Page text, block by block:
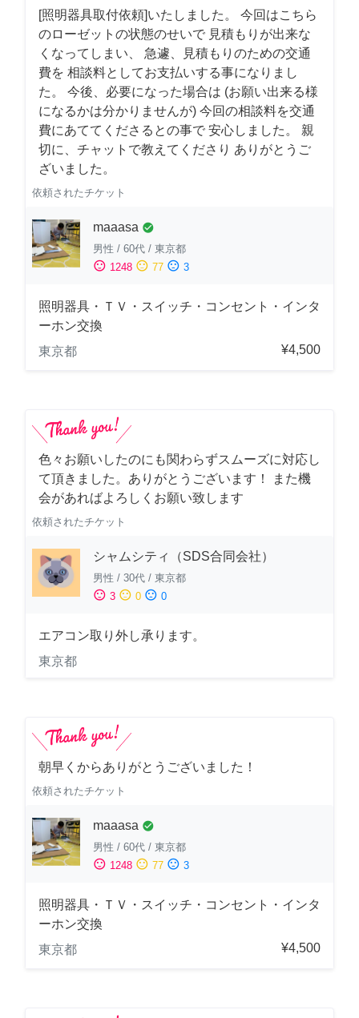
[照明器具取付依頼]いたしました。 今回はこちら
のローゼットの状態のせいで 見積もりが出来な
くなってしまい、 急遽、見積もりのための交通
費を 相談料としてお支払いする事になりまし
た。 今後、必要になった場合は (お願い出来る様
になるかは分かりませんが) 今回の相談料を交通
費にあててくださるとの事で 安心しました。 親
切に、チャットで教えてくださり ありがとうご
ざいました。
依頼されたチケット
maaasa check_circle
男性 / 60代 / 東京都
sentiment_satisfied 1248 sentiment_neutral 77 sentiment_dissatisfied 3
照明器具・ＴＶ・スイッチ・コンセント・インタ
ーホン交換
東京都
¥4,500
色々お願いしたのにも関わらずスムーズに対応し
て頂きました。ありがとうございます！ また機
会があればよろしくお願い致します
依頼されたチケット
シャムシティ（SDS合同会社）
男性 / 30代 / 東京都
sentiment_satisfied 3 sentiment_neutral 0 sentiment_dissatisfied 0
エアコン取り外し承ります。
東京都
朝早くからありがとうございました！
依頼されたチケット
maaasa check_circle
男性 / 60代 / 東京都
sentiment_satisfied 1248 sentiment_neutral 77 sentiment_dissatisfied 3
照明器具・ＴＶ・スイッチ・コンセント・インタ
ーホン交換
東京都
¥4,500